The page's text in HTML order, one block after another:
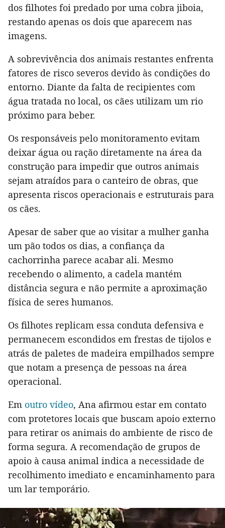
dos filhotes foi predado por uma cobra jiboia,
restando apenas os dois que aparecem nas
imagens.
A sobrevivência dos animais restantes enfrenta
fatores de risco severos devido às condições do
entorno. Diante da falta de recipientes com
água tratada no local, os cães utilizam um rio
próximo para beber.
Os responsáveis pelo monitoramento evitam
deixar água ou ração diretamente na área da
construção para impedir que outros animais
sejam atraídos para o canteiro de obras, que
apresenta riscos operacionais e estruturais para
os cães.
Apesar de saber que ao visitar a mulher ganha
um pão todos os dias, a confiança da
cachorrinha parece acabar ali. Mesmo
recebendo o alimento, a cadela mantém
distância segura e não permite a aproximação
física de seres humanos.
Os filhotes replicam essa conduta defensiva e
permanecem escondidos em frestas de tijolos e
atrás de paletes de madeira empilhados sempre
que notam a presença de pessoas na área
operacional.
Em outro vídeo, Ana afirmou estar em contato
com protetores locais que buscam apoio externo
para retirar os animais do ambiente de risco de
forma segura. A recomendação de grupos de
apoio à causa animal indica a necessidade de
recolhimento imediato e encaminhamento para
um lar temporário.